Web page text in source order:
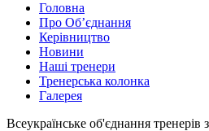
Головна
Про Об’єднання
Керівництво
Новини
Наші тренери
Тренерська колонка
Галерея
Всеукраїнське об'єднання тренерів